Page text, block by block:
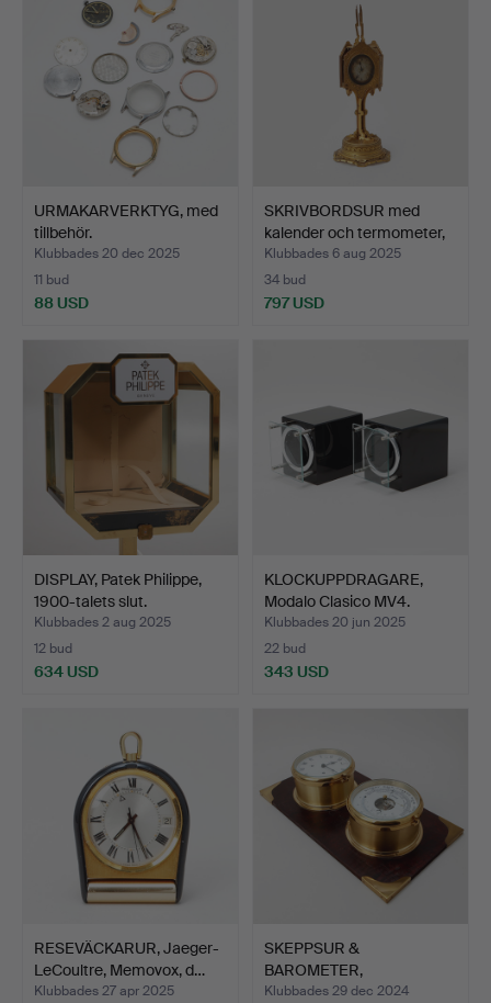
URMAKARVERKTYG, med
tillbehör.
Klubbades 20 dec 2025
11 bud
88 USD
SKRIVBORDSUR med
kalender och termometer,
…
Klubbades 6 aug 2025
34 bud
797 USD
DISPLAY, Patek Philippe,
1900-talets slut.
Klubbades 2 aug 2025
12 bud
634 USD
KLOCKUPPDRAGARE,
Modalo Clasico MV4.
Klubbades 20 jun 2025
22 bud
343 USD
RESEVÄCKARUR, Jaeger-
LeCoultre, Memovox, d…
Klubbades 27 apr 2025
SKEPPSUR &
BAROMETER,
Stocksburger, 1900-t…
Klubbades 29 dec 2024